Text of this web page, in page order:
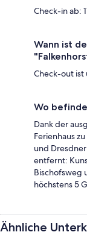
Check-in ab:
Wann ist
Check-out ist
Wo
Dank der
Ferienhaus
und
entfernt:
Bischofsweg
höchstens 5
Ähnliche